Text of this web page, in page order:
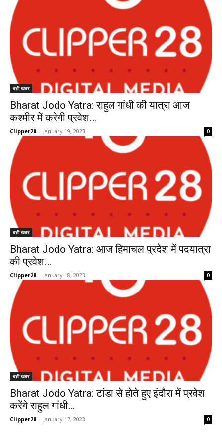
बड़ी खबर
Bharat Jodo Yatra: राहुल गांधी की यात्रा आज
कश्मीर में करेगी प्रवेश…
Clipper28 - January 19, 2023 0
बड़ी खबर
Bharat Jodo Yatra: आज हिमाचल प्रदेश में पदयात्रा
की प्रवेश…
Clipper28 - January 18, 2023 0
बड़ी खबर
Bharat Jodo Yatra: टांडा से होते हुए इंदौरा में प्रवेश
करेंगे राहुल गांधी…
Clipper28 - January 17, 2023 0